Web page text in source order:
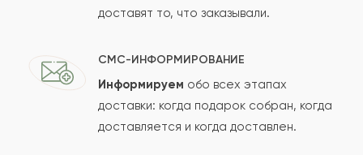
Сколько будет
доставят то, что заказывали.
СМС-ИНФОРМИРОВАНИЕ
Информируем обо всех этапах
доставки: когда подарок собран, когда
доставляется и когда доставлен.